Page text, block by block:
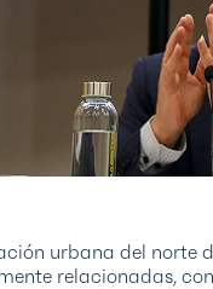
urbana del
relacionadas,